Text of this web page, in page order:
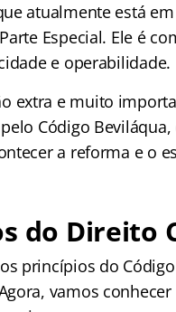
atualmente está
Especial. Ele é
e operabilidade.
extra e muito
Código
a reforma e o
do Direito
princípios do
vamos